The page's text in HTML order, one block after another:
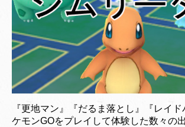
『更地マン』『だるま落とし』『レイ
ケモンGOをプレイして体験した数々の